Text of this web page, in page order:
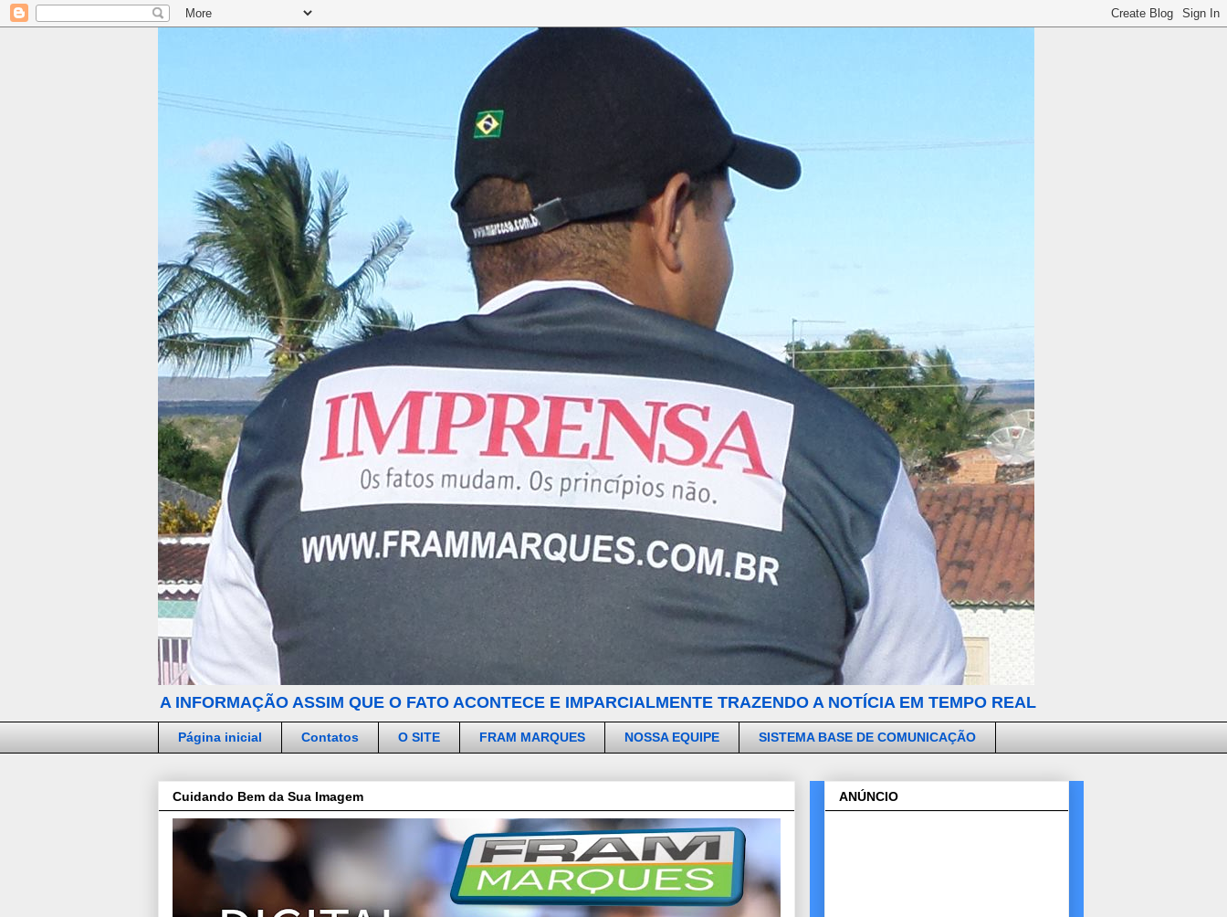
A INFORMAÇÃO ASSIM QUE O FATO ACONTECE E IMPARCIALMENTE TRAZENDO A NOTÍCIA EM TEMPO REAL
Página inicial Contatos O SITE FRAM MARQUES NOSSA EQUIPE SISTEMA BASE DE COMUNICAÇÃO
Cuidando Bem da Sua Imagem ANÚNCIO